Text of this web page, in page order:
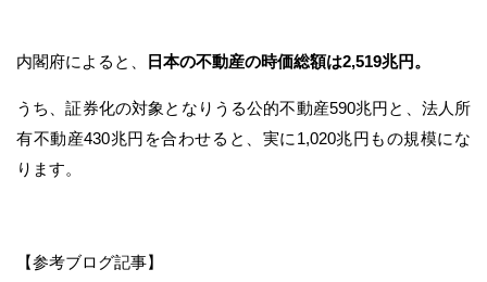
内閣府によると、 日本の不動産の時価総額は2,519兆円。
うち、証券化の対象となりうる公的不動産590兆円と、法人所
有不動産430兆円を合わせると、実に1,020兆円もの規模にな
ります。
【参考ブログ記事】